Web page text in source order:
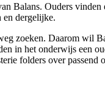
Balans. Ouders vinden
dergelijke.
zoeken. Daarom wil
in het onderwijs een
folders over passend